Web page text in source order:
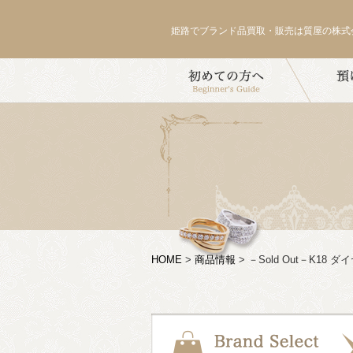
姫路でブランド品買取・販売は質屋の株
HOME > 商品情報 > －Sold Out－K18 ダ